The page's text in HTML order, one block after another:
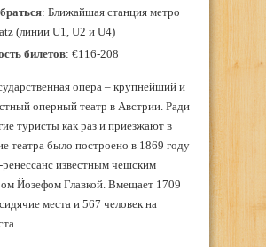
: Ближайшая станция метро
(линии U1, U2 и U4)
билетов: €116-208
опера – крупнейший и
оперный театр в Австрии. Ради
туристы как раз и приезжают в
театра было построено в 1869 году
ренессанс известным чешским
Йозефом Главкой. Вмещает 1709
места и 567 человек на